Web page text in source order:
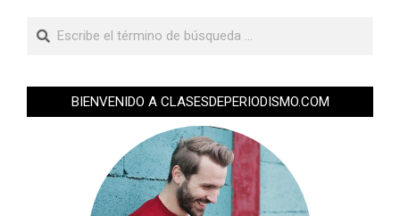
BIENVENIDO A CLASESDEPERIODISMO.COM